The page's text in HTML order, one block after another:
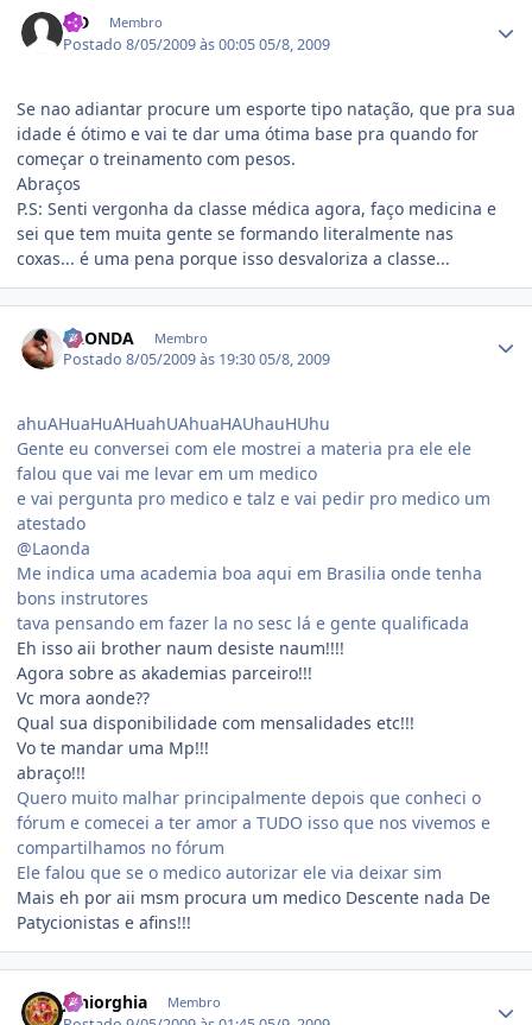
SiD Membro
Postado8/05/2009 às 00:0505/8, 2009
Se nao adiantar procure um esporte tipo natação, que pra sua
idade é ótimo e vai te dar uma ótima base pra quando for
começar o treinamento com pesos.
Abraços
P.S: Senti vergonha da classe médica agora, faço medicina e
sei que tem muita gente se formando literalmente nas
coxas... é uma pena porque isso desvaloriza a classe...
LAONDA Membro
Postado8/05/2009 às 19:3005/8, 2009
ahuAHuaHuAHuahUAhuaHAUhauHUhu
Gente eu conversei com ele mostrei a materia pra ele ele
falou que vai me levar em um medico
e vai pergunta pro medico e talz e vai pedir pro medico um
atestado
@Laonda
Me indica uma academia boa aqui em Brasilia onde tenha
bons instrutores
tava pensando em fazer la no sesc lá e gente qualificada
Eh isso aii brother naum desiste naum!!!!
Agora sobre as akademias parceiro!!!
Vc mora aonde??
Qual sua disponibilidade com mensalidades etc!!!
Vo te mandar uma Mp!!!
abraço!!!
Quero muito malhar principalmente depois que conheci o
fórum e comecei a ter amor a TUDO isso que nos vivemos e
compartilhamos no fórum
Ele falou que se o medico autorizar ele via deixar sim
Mais eh por aii msm procura um medico Descente nada De
Patycionistas e afins!!!
juniorghia Membro